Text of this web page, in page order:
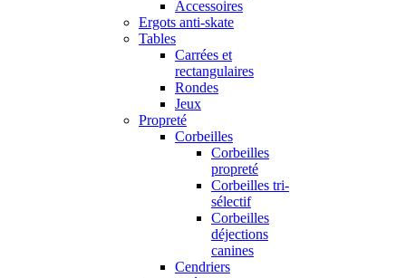
Accessoires
Ergots anti-skate
Tables
Carrées et
rectangulaires
Rondes
Jeux
Propreté
Corbeilles
Corbeilles
propreté
Corbeilles tri-
sélectif
Corbeilles
déjections
canines
Cendriers